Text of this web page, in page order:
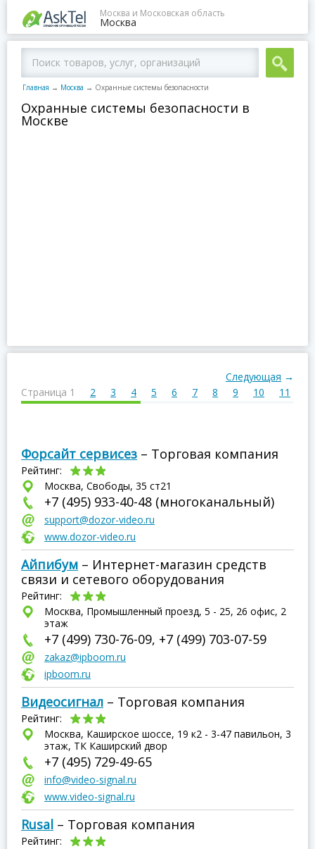
Москва и Московская область
Москва
Главная → Москва → Охранные системы безопасности
Охранные системы безопасности в
Москве
Следующая →
Страница 1
2 3 4 5 6 7 8 9 10 11
Форсайт сервисез – Торговая компания
Рейтинг:
Москва, Свободы, 35 ст21
+7 (495) 933-40-48 (многоканальный)
support@dozor-video.ru
www.dozor-video.ru
Айпибум – Интернет-магазин средств
связи и сетевого оборудования
Рейтинг:
Москва, Промышленный проезд, 5 - 25, 26 офис, 2
этаж
+7 (499) 730-76-09, +7 (499) 703-07-59
zakaz@ipboom.ru
ipboom.ru
Видеосигнал – Торговая компания
Рейтинг:
Москва, Каширское шоссе, 19 к2 - 3-47 павильон, 3
этаж, ТК Каширский двор
+7 (495) 729-49-65
info@video-signal.ru
www.video-signal.ru
Rusal – Торговая компания
Рейтинг: